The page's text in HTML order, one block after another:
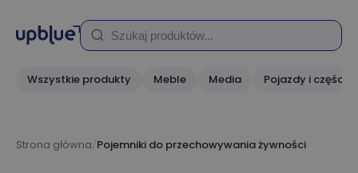
Wszystkie produkty Meble Media Pojazdy i części
Strona główna Pojemniki do przechowywania żywności